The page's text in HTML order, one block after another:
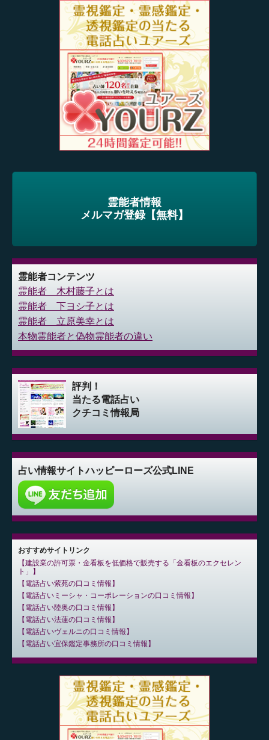
霊能者情報
メルマガ登録【無料】
霊能者コンテンツ
霊能者 木村藤子とは
霊能者 下ヨシ子とは
霊能者 立原美幸とは
本物霊能者と偽物霊能者の違い
評判！
当たる電話占い
クチコミ情報局
占い情報サイトハッピーローズ公式LINE
おすすめサイトリンク
建設業の許可票・金看板を低価格で販売する「金看板のエクセレン
ト」
電話占い紫苑の口コミ情報
電話占いミーシャ・コーポレーションの口コミ情報
電話占い陸奥の口コミ情報
電話占い法蓮の口コミ情報
電話占いヴェルニの口コミ情報
電話占い宜保鑑定事務所の口コミ情報